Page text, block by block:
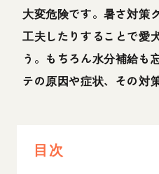
大変危険です。暑さ対策
工夫したりすることで愛
う。もちろん水分補給も
テの原因や症状、その対
目次